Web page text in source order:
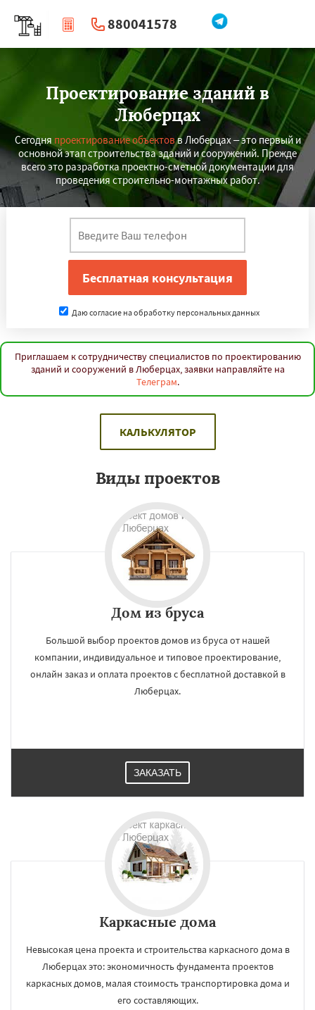
880041578
| Перезвоните мне
Проектирование зданий в
Люберцах
Сегодня проектирование объектовв Люберцах – это первый и
основной этап строительства зданий и сооружений. Прежде
всего это разработка проектно-сметной документации для
проведения строительно-монтажных работ.
Даю согласие на обработку персональных данных
Приглашаем к сотрудничеству специалистов по проектированию
зданий и сооружений в Люберцах, заявки направляйте на
Телеграм.
КАЛЬКУЛЯТОР
Виды проектов
Дом из бруса
Большой выбор проектов домов из бруса от нашей
компании, индивидуальное и типовое проектирование,
онлайн заказ и оплата проектов с бесплатной доставкой в
Люберцах.
ЗАКАЗАТЬ
Каркасные дома
Невысокая цена проекта и строительства каркасного дома в
Люберцах это: экономичность фундамента проектов
каркасных домов, малая стоимость транспортировка дома и
его составляющих.